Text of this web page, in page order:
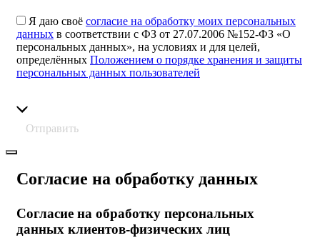
Я даю своё согласие на обработку моих персональных
данных в соответствии с ФЗ от 27.07.2006 №152-ФЗ «О
персональных данных», на условиях и для целей,
определённых Положением о порядке хранения и защиты
персональных данных пользователей
Отправить
Согласие на обработку данных
Согласие на обработку персональных
данных клиентов-физических лиц